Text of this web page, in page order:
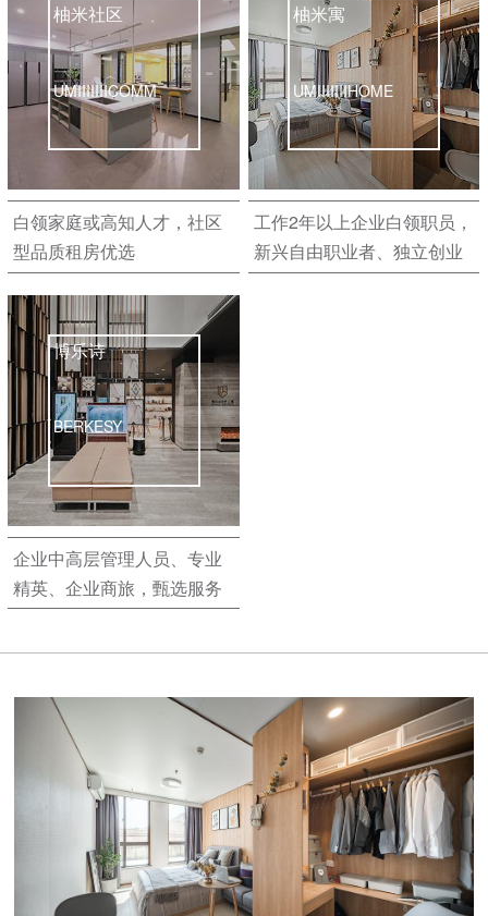
柚米社区
UMIIIIIIICOMM
白领家庭或高知人才，社区
型品质租房优选
柚米寓
UMIIIIIIIHOME
工作2年以上企业白领职员，
新兴自由职业者、独立创业
者、城市新青年，品质租房
博乐诗
BERKESY
企业中高层管理人员、专业
精英、企业商旅，甄选服务
式公寓